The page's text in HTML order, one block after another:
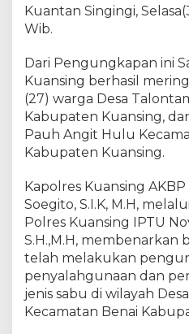
e
a
k
o
b
a
P
l
r
e
s
a
n
s
Kuantan Singingi,
Wib.
Dari Pengungkapan ini
Kuansing berhasil
(27) warga Desa
Kabupaten Kuansing,
Pauh Angit Hulu
Kabupaten Kuansing.
Kapolres Kuansing
Soegito, S.I.K, M.H,
Polres Kuansing IPTU
S.H.,M.H, membenarkan
telah melakukan
penyalahgunaan dan
jenis sabu di wilayah
Kecamatan Benai